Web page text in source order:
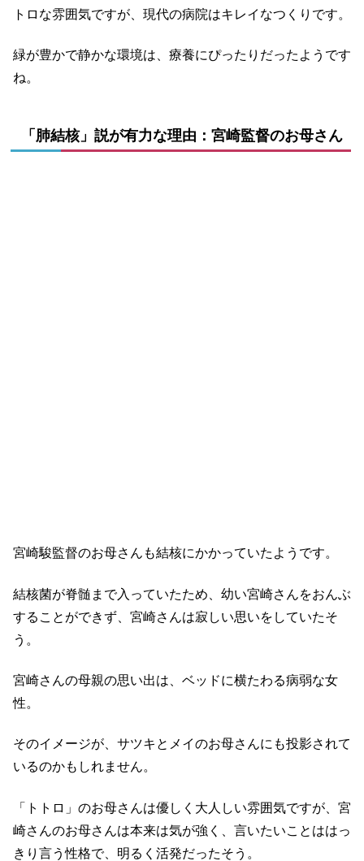
トロな雰囲気ですが、現代の病院はキレイなつくりです。
緑が豊かで静かな環境は、療養にぴったりだったようです
ね。
「肺結核」説が有力な理由：宮崎監督のお母さん
宮崎駿監督のお母さんも結核にかかっていたようです。
結核菌が脊髄まで入っていたため、幼い宮崎さんをおんぶ
することができず、宮崎さんは寂しい思いをしていたそ
う。
宮崎さんの母親の思い出は、ベッドに横たわる病弱な女
性。
そのイメージが、サツキとメイのお母さんにも投影されて
いるのかもしれません。
「トトロ」のお母さんは優しく大人しい雰囲気ですが、宮
崎さんのお母さんは本来は気が強く、言いたいことははっ
きり言う性格で、明るく活発だったそう。